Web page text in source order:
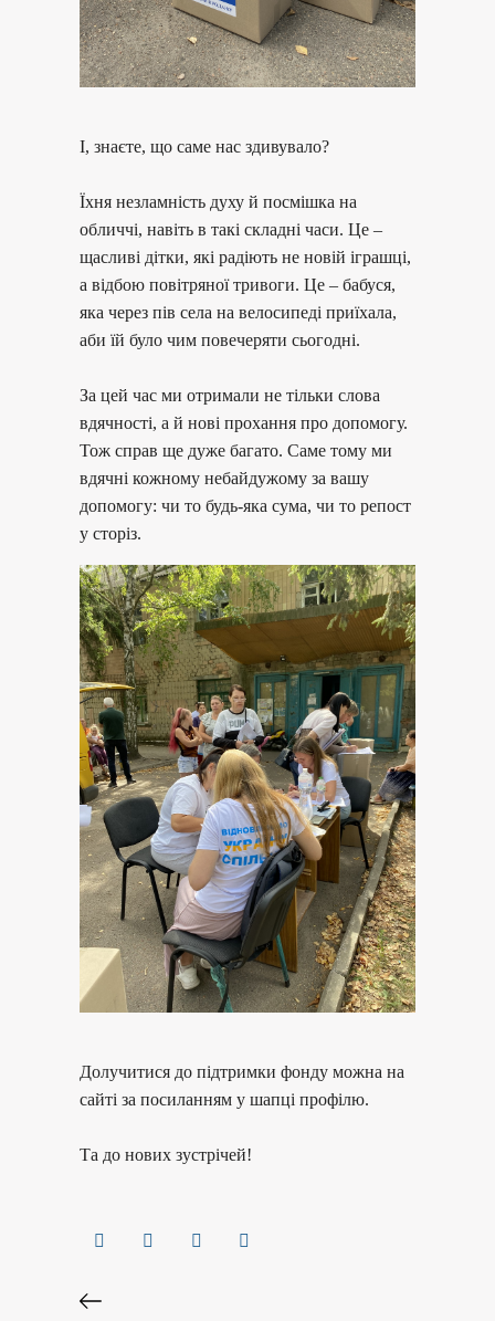
І, знаєте, що саме нас здивувало?
Їхня незламність духу й посмішка на
обличчі, навіть в такі складні часи. Це –
щасливі дітки, які радіють не новій іграшці,
а відбою повітряної тривоги. Це – бабуся,
яка через пів села на велосипеді приїхала,
аби їй було чим повечеряти сьогодні.
За цей час ми отримали не тільки слова
вдячності, а й нові прохання про допомогу.
Тож справ ще дуже багато. Саме тому ми
вдячні кожному небайдужому за вашу
допомогу: чи то будь-яка сума, чи то репост
у сторіз.
Долучитися до підтримки фонду можна на
сайті за посиланням у шапці профілю.
Та до нових зустрічей!